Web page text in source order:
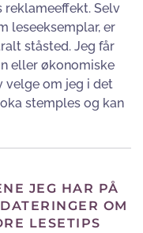
reklameeffekt. Selv
leseeksemplar, er
ståsted. Jeg får
eller økonomiske
velge om jeg i det
stemples og kan
JEG HAR PÅ
OM
LESETIPS